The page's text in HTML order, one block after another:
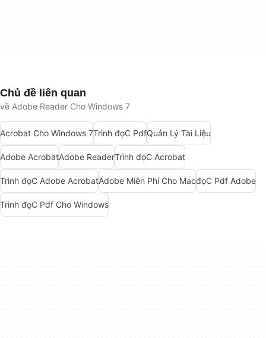
Chủ đề liên quan
về Adobe Reader Cho Windows 7
Acrobat Cho Windows 7Trình đọC PdfQuản Lý Tài Liệu
Adobe AcrobatAdobe ReaderTrình đọC Acrobat
Trình đọC Adobe AcrobatAdobe Miễn Phí Cho MacđọC Pdf Adobe
Trình đọC Pdf Cho Windows